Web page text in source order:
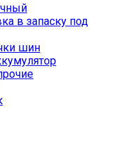
в запаску под
шин